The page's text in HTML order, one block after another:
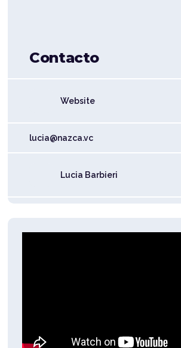
Contacto
Website
lucia@nazca.vc
Lucia Barbieri